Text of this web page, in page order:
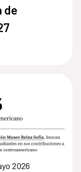
de
2026